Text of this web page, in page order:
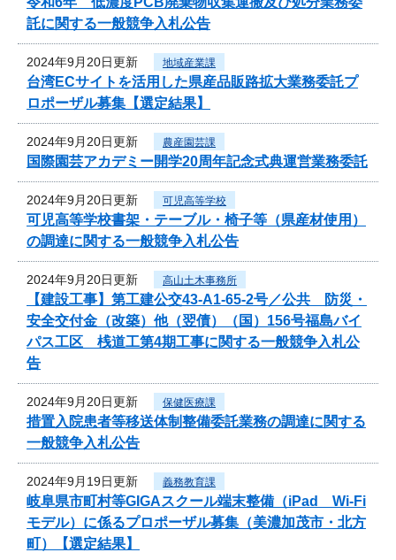
託に関する一般競争入札公告
2024年9月20日更新 地域産業課
台湾ECサイトを活用した県産品販路拡大業務委託プ
ロポーザル募集【選定結果】
2024年9月20日更新 農産園芸課
国際園芸アカデミー開学20周年記念式典運営業務委託
2024年9月20日更新 可児高等学校
可児高等学校書架・テーブル・椅子等（県産材使用）
の調達に関する一般競争入札公告
2024年9月20日更新 高山土木事務所
【建設工事】第工建公交43-A1-65-2号／公共 防災・
安全交付金（改築）他（翌債）（国）156号福島バイ
パス工区 桟道工第4期工事に関する一般競争入札公
告
2024年9月20日更新 保健医療課
措置入院患者等移送体制整備委託業務の調達に関する
一般競争入札公告
2024年9月19日更新 義務教育課
岐阜県市町村等GIGAスクール端末整備（iPad Wi-Fi
モデル）に係るプロポーザル募集（美濃加茂市・北方
町）【選定結果】